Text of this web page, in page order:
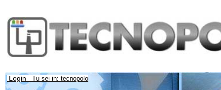
Login Tu sei in: tecnopolo